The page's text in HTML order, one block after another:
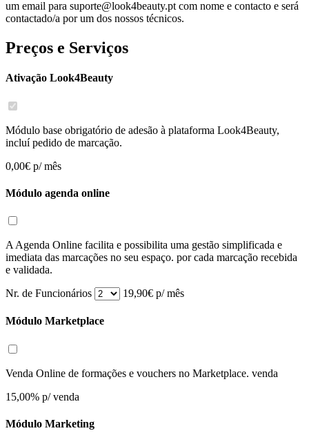
um email para suporte@look4beauty.pt com nome e contacto e será
contactado/a por um dos nossos técnicos.
Preços e Serviços
Ativação Look4Beauty
Módulo base obrigatório de adesão à plataforma Look4Beauty,
incluí pedido de marcação.
0,00€ p/ mês
Módulo agenda online
A Agenda Online facilita e possibilita uma gestão simplificada e
imediata das marcações no seu espaço. por cada marcação recebida
e validada.
Nr. de Funcionários
19,90€ p/ mês
Módulo Marketplace
Venda Online de formações e vouchers no Marketplace. venda
15,00% p/ venda
Módulo Marketing